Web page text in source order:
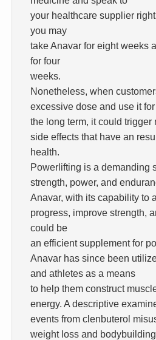
your healthcare supplier
you may
take Anavar for eight weeks
for four
weeks.
Nonetheless, when
excessive dose and use it for
the long term, it could trigger
side effects that have an
health.
Powerlifting is a demanding
strength, power, and
Anavar, with its capability to
progress, improve strength,
could be
an efficient supplement for
Anavar has since been
and athletes as a means
to help them construct
energy. A descriptive
events from clenbuterol
weight loss and